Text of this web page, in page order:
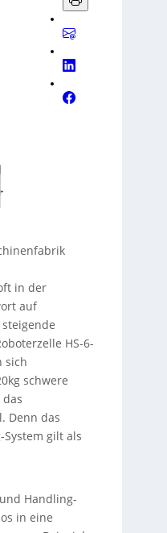
in der
auf
HS-6-
sich
schwere
Denn das
gilt als
Handling-
in eine